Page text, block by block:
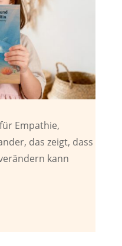
Empathie,
das zeigt, dass
kann